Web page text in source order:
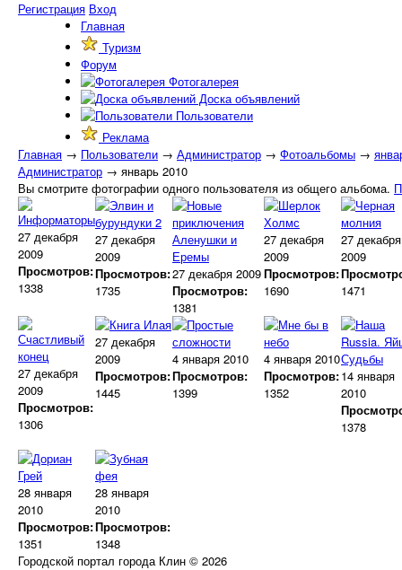
Регистрация Вход
Главная
Туризм
Форум
Фотогалерея
Доска объявлений
Пользователи
Реклама
Главная → Пользователи → Администратор → Фотоальбомы →
Администратор → январь 2010
Вы смотрите фотографии одного пользователя из общего альбома.
27 декабря
2009
Просмотров:
1338
27 декабря
2009
Просмотров:
1735
27 декабря 2009
Просмотров:
1381
27 декабря
2009
Просмотров:
1690
27 декабря
2009
1471
27 декабря
2009
Просмотров:
1306
27 декабря
2009
Просмотров:
1445
4 января 2010
Просмотров:
1399
4 января 2010
Просмотров:
1352
14 января
2010
1378
28 января
2010
Просмотров:
1351
28 января
2010
Просмотров:
1348
Городской портал города Клин © 2026